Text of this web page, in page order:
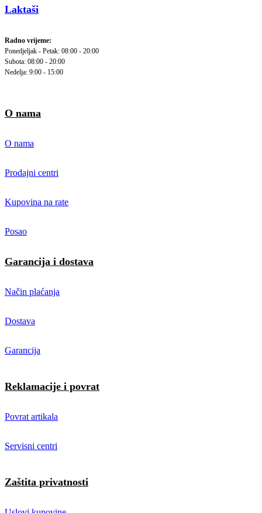
Laktaši
Radno vrijeme:
Ponedjeljak - Petak: 08:00 - 20:00
Subota: 08:00 - 20:00
Nedelja: 9:00 - 15:00
O nama
O nama
Prodajni centri
Kupovina na rate
Posao
Garancija i dostava
Način plaćanja
Dostava
Garancija
Reklamacije i povrat
Povrat artikala
Servisni centri
Zaštita privatnosti